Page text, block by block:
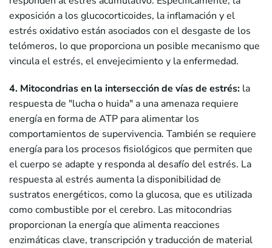
exposición a los glucocorticoides, la inflamación y el
estrés oxidativo están asociados con el desgaste de los
telómeros, lo que proporciona un posible mecanismo que
vincula el estrés, el envejecimiento y la enfermedad.
4. Mitocondrias en la intersección de vías de estrés: la
respuesta de "lucha o huida" a una amenaza requiere
energía en forma de ATP para alimentar los
comportamientos de supervivencia. También se requiere
energía para los procesos fisiológicos que permiten que
el cuerpo se adapte y responda al desafío del estrés. La
respuesta al estrés aumenta la disponibilidad de
sustratos energéticos, como la glucosa, que es utilizada
como combustible por el cerebro. Las mitocondrias
proporcionan la energía que alimenta reacciones
enzimáticas clave, transcripción y traducción de material